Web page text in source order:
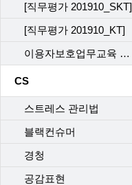
[직무평가 201910_SKT]
[직무평가 201910_KT]
이용자보호업무교육 사후관리 직무평가 202302_KT
CS
스트레스 관리법
블랙컨슈머
경청
공감표현